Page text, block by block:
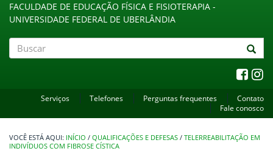
FACULDADE DE EDUCAÇÃO FÍSICA E FISIOTERAPIA -
UNIVERSIDADE FEDERAL DE UBERLÂNDIA
Serviços Telefones Perguntas frequentes
Contato
Fale conosco
INÍCIO / QUALIFICAÇÕES E DEFESAS / TELERREABILITAÇÃO EM
INDIVÍDUOS COM FIBROSE CÍSTICA